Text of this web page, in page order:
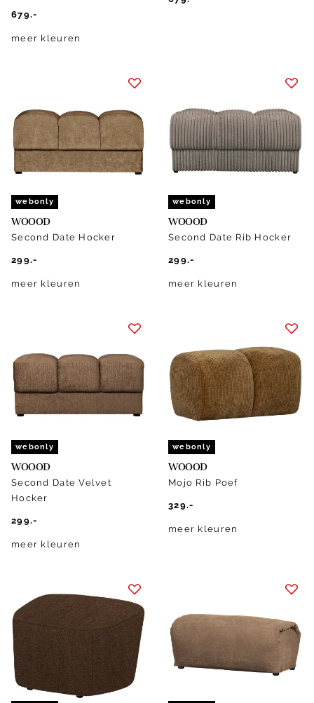
679.-
meer kleuren
webonly
WOOOD
Second Date Hocker
299.-
meer kleuren
webonly
WOOOD
Second Date Rib Hocker
299.-
meer kleuren
webonly
WOOOD
Second Date Velvet
Hocker
299.-
meer kleuren
webonly
WOOOD
Mojo Rib Poef
329.-
meer kleuren